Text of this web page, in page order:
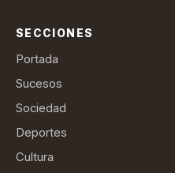
SECCIONES
Portada
Sucesos
Sociedad
Deportes
Cultura